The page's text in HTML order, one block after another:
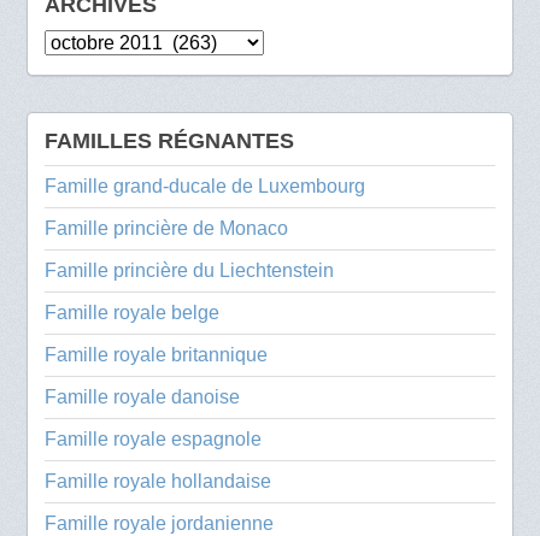
ARCHIVES
Archives
FAMILLES RÉGNANTES
Famille grand-ducale de Luxembourg
Famille princière de Monaco
Famille princière du Liechtenstein
Famille royale belge
Famille royale britannique
Famille royale danoise
Famille royale espagnole
Famille royale hollandaise
Famille royale jordanienne